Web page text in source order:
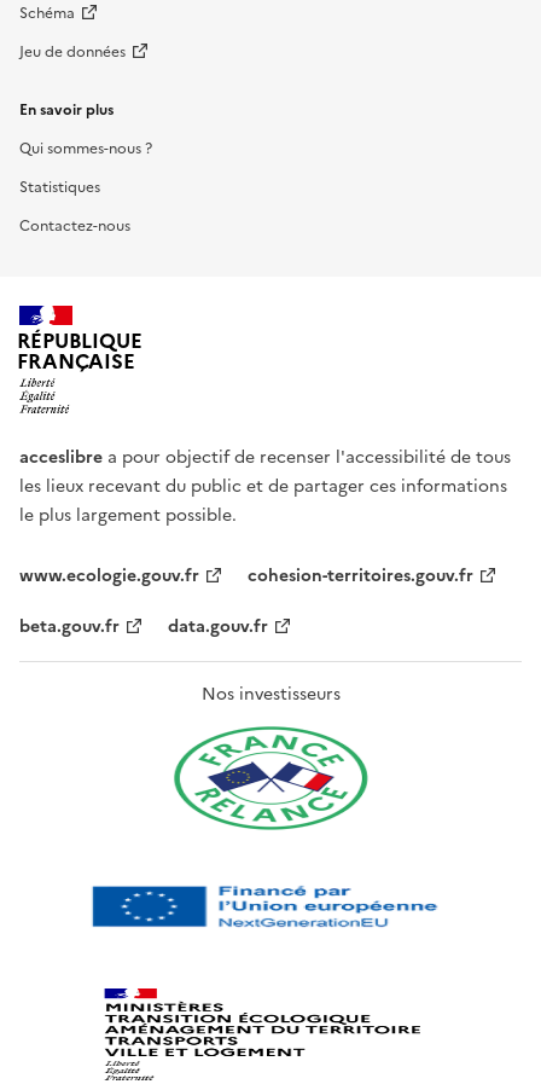
Schéma
Jeu de données
En savoir plus
Qui sommes-nous ?
Statistiques
Contactez-nous
RÉPUBLIQUE
FRANÇAISE
acceslibre a pour objectif de recenser l'accessibilité de tous
les lieux recevant du public et de partager ces informations
le plus largement possible.
www.ecologie.gouv.fr
cohesion-territoires.gouv.fr
beta.gouv.fr
data.gouv.fr
Nos investisseurs